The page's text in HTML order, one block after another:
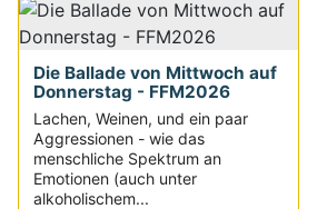
Die Ballade von Mittwoch auf
Donnerstag - FFM2026
Lachen, Weinen, und ein paar
Aggressionen - wie das
menschliche Spektrum an
Emotionen (auch unter
alkoholischem...